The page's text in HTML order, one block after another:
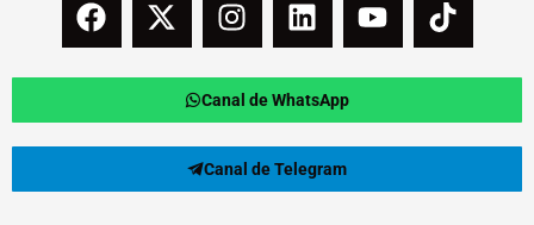
Canal de WhatsApp
Canal de Telegram